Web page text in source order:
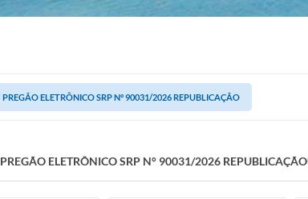
PREGÃO ELETRÔNICO SRP N° 90031/2026 REPUBLICAÇÃO
PREGÃO ELETRÔNICO SRP N° 90031/2026 REPUBLICAÇÃO